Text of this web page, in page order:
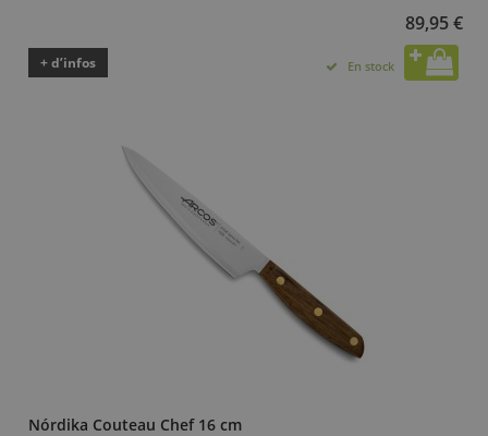
89,95 €
+ d’infos En stock
Nórdika Couteau Chef 16 cm